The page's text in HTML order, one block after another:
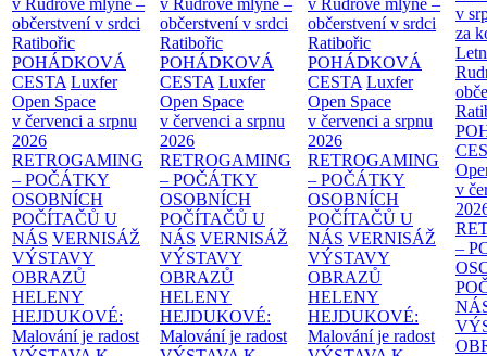
v Rudrově mlýně –
občerstvení v srdci
Ratibořic
POHÁDKOVÁ
CESTA Luxfer
Open Space
v červenci a srpnu
2026
RETROGAMING
– POČÁTKY
OSOBNÍCH
POČÍTAČŮ U
NÁS VERNISÁŽ
VÝSTAVY
OBRAZŮ
HELENY
HEJDUKOVÉ:
Malování je radost
v Rudrově mlýně –
občerstvení v srdci
Ratibořic
POHÁDKOVÁ
CESTA Luxfer
Open Space
v červenci a srpnu
2026
RETROGAMING
– POČÁTKY
OSOBNÍCH
POČÍTAČŮ U
NÁS VERNISÁŽ
VÝSTAVY
OBRAZŮ
HELENY
HEJDUKOVÉ:
Malování je radost
v Rudrově mlýně –
občerstvení v srdci
Ratibořic
POHÁDKOVÁ
CESTA Luxfer
Open Space
v červenci a srpnu
2026
RETROGAMING
– POČÁTKY
OSOBNÍCH
POČÍTAČŮ U
NÁS VERNISÁŽ
VÝSTAVY
OBRAZŮ
HELENY
HEJDUKOVÉ:
Malování je radost
v
za
v
–